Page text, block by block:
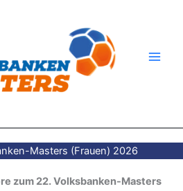
Masters (Frauen) 2026
zum 22. Volksbanken-Masters